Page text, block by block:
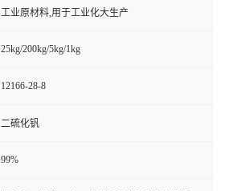
工业原材料,用于工业化大生产
25kg/200kg/5kg/1kg
12166-28-8
二硫化钒
99%